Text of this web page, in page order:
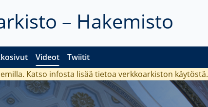
– Hakemisto
Videot Twiitit
Katso infosta lisää tietoa verkkoarkiston käytöstä.